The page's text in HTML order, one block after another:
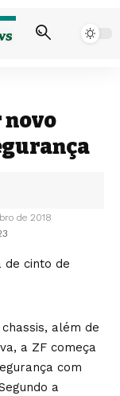
novo
de 2018
além de
a ZF começa
com
a